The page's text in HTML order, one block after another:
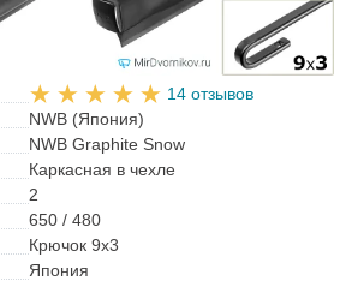
14 отзывов
NWB (Япония)
NWB Graphite Snow
Каркасная в чехле
2
650 / 480
Крючок 9x3
Япония